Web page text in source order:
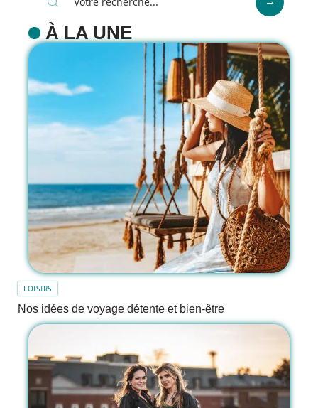
À LA UNE
LOISIRS
Nos idées de voyage détente et bien-être